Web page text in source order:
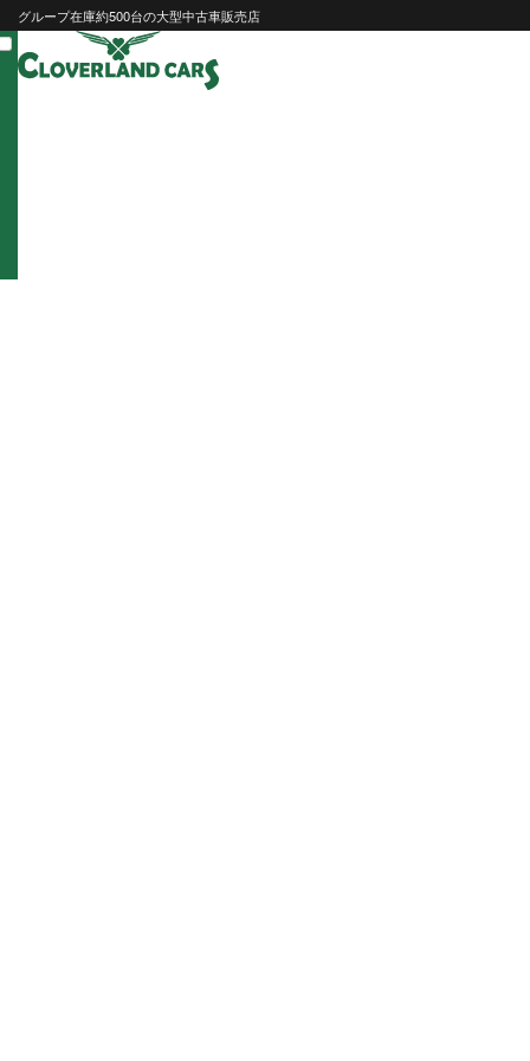
Skip
to
content
グループ在庫約500台の大型中古車販売店